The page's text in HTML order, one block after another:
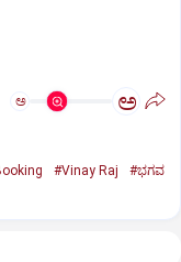
ಅ ಅ
#Vinay Raj
#ಭಗವ